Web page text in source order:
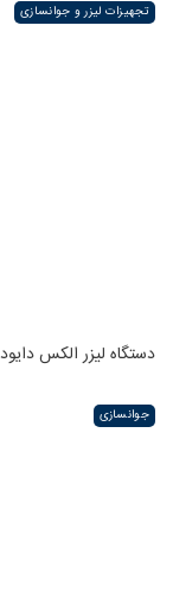
تجهیزات لیزر و جوانسازی
دستگاه لیزر الکس دایود
جوانسازی